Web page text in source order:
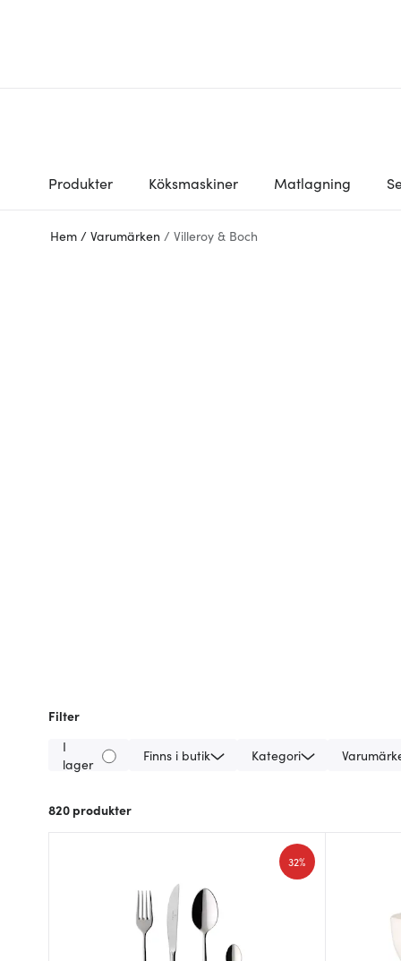
Produkter Köksmaskiner Matlagning
Hem / Varumärken / Villeroy & Boch
Filter
I
lager
Finns i butik Kategori
820 produkter
32%